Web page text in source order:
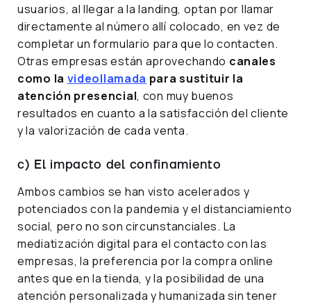
usuarios, al llegar a la landing, optan por llamar
directamente al número allí colocado, en vez de
completar un formulario para que lo contacten.
Otras empresas están aprovechando canales
como la videollamada para sustituir la
atención presencial, con muy buenos
resultados en cuanto a la satisfacción del cliente
y la valorización de cada venta.
c) El impacto del confinamiento
Ambos cambios se han visto acelerados y
potenciados con la pandemia y el distanciamiento
social, pero no son circunstanciales. La
mediatización digital para el contacto con las
empresas, la preferencia por la compra online
antes que en la tienda, y la posibilidad de una
atención personalizada y humanizada sin tener